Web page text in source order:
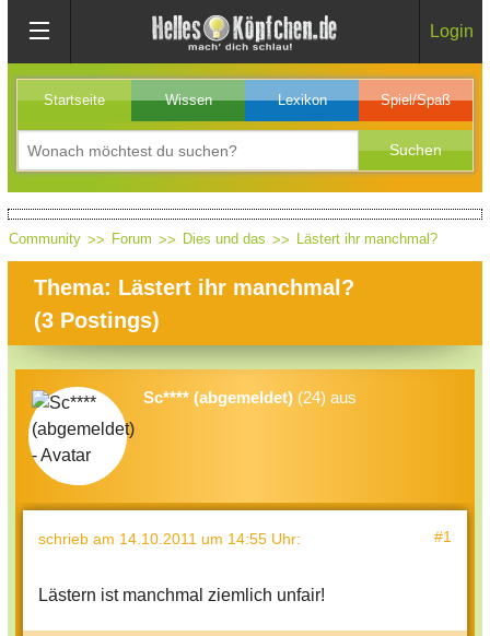
Login
Startseite Wissen Lexikon Spiel/Spaß
Community Forum Dies und das Lästert ihr manchmal?
Thema: Lästert ihr manchmal?
(3 Postings)
Sc**** (abgemeldet) (24) aus
schrieb am 14.10.2011 um 14:55 Uhr: #1
Lästern ist manchmal ziemlich unfair!